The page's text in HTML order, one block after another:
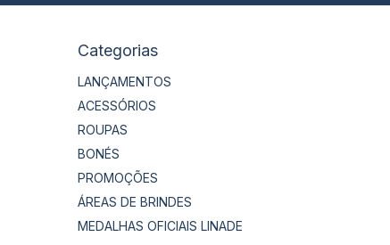
Categorias
LANÇAMENTOS
ACESSÓRIOS
ROUPAS
BONÉS
PROMOÇÕES
ÁREAS DE BRINDES
MEDALHAS OFICIAIS LINADE